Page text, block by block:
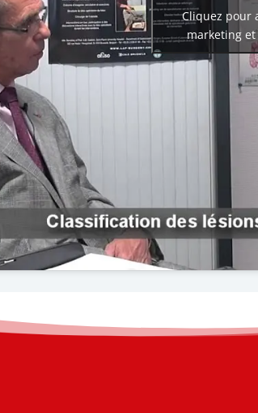
Cliquez pour
marketing